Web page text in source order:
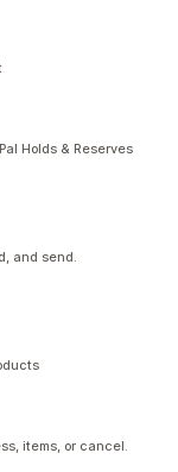
Holds & Reserves
and send.
items, or cancel.